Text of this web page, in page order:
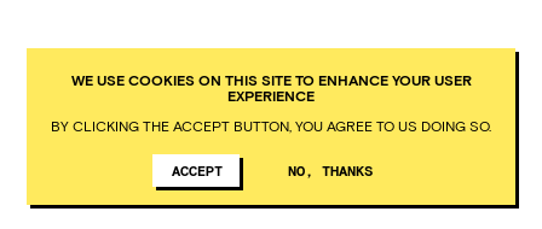
WE USE COOKIES ON THIS SITE TO ENHANCE YOUR USER
EXPERIENCE
BY CLICKING THE ACCEPT BUTTON, YOU AGREE TO US DOING SO.
ACCEPT NO, THANKS